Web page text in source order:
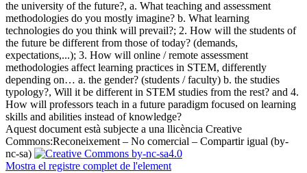
the university of the future?, a. What teaching and assessment
methodologies do you mostly imagine? b. What learning
technologies do you think will prevail?; 2. How will the students of
the future be different from those of today? (demands,
expectations,...); 3. How will online / remote assessment
methodologies affect learning practices in STEM, differently
depending on… a. the gender? (students / faculty) b. the studies
typology?, Will it be different in STEM studies from the rest? and 4.
How will professors teach in a future paradigm focused on learning
skills and abilities instead of knowledge? ​
Aquest document està subjecte a una llicència Creative
Commons:Reconeixement – No comercial – Compartir igual (by-
nc-sa)
Mostra el registre complet de l'element